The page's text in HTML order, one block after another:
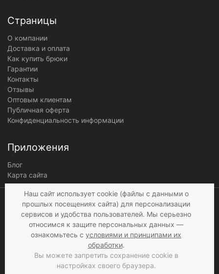
Страницы
О компании
Доставка и оплата
Как купить брюки
Гарантии
Контакты
Отзывы
Оптовым клиентам
Публичная оферта
Конфиденциальность информации
Приложения
Блог
Карта сайта
© 1997 - 2026 «Мир брюк»
Мы получаем и
обрабатываем
персональные данные
посетителей нашего сайта в
соответствии сусловиями
а также c
продажи. Если вы не даете
согласия на обработку
Наш сайт использует cookie (файлы с данными о
прошлых посещениях сайта) для персонализации
сервисов и удобства пользователей. Мы серьезно
относимся к защите персональных данных —
ознакомьтесь с условиями и принципами их
обработки.
Вы можете запретить сохранение cookie в
настройках своего браузера.